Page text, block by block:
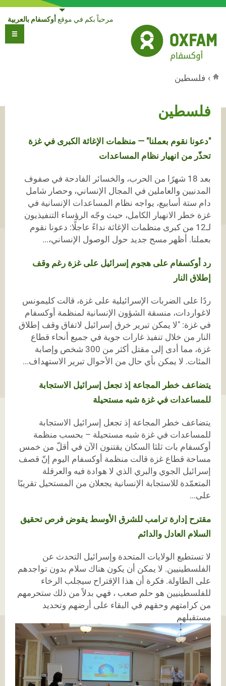
مرحباً بكم في موقع أوكسفام بالعربية
› فلسطين
فلسطين
"دعونا نقوم بعملنا" — منظمات الإغاثة الكبرى في غزة
تحذّر من انهيار نظام المساعدات
بعد 18 شهرًا من الحرب، والخسائر الفادحة في صفوف
المدنيين والعاملين في المجال الإنساني، وحصار شامل
دام ستة أسابيع، يواجه نظام المساعدات الإنسانية في
غزة خطر الانهيار الكامل، حيث وجّه الرؤساء التنفيذيون
لـ12 من كبرى منظمات الإغاثة نداءً عاجلًا: دعونا نقوم
بعملنا. أظهر مسح جديد حول الوصول الإنساني،...
رد أوكسفام على هجوم إسرائيل على غزة رغم وقف
إطلاق النار
ردًا على الضربات الإسرائيلية على غزة، قالت كليمونس
لاغواردات، منسقة الشؤون الإنسانية لمنظمة أوكسفام
في غزة: "لا يمكن تبرير خرق إسرائيل لاتفاق وقف إطلاق
النار من خلال تنفيذ غارات جوية في جميع أنحاء قطاع
غزة، مما أدى إلى مقتل أكثر من 300 شخص وإصابة
المئات. لا يمكن بأي حال من الأحوال تبرير الاستهداف...
يتضاعف خطر المجاعة إذ تجعل إسرائيل الاستجابة
للمساعدات في غزة شبه مستحيلة
يتضاعف خطر المجاعة إذ تجعل إسرائيل الاستجابة
للمساعدات في غزة شبه مستحيلة – بحسب منظمة
أوكسفام بات ثلثا السكان يقتنون الآن في أقلّ من خمس
مساحة قطاع غزة قالت منظمة أوكسفام اليوم إنّ قصف
إسرائيل الجوي والبري الذي لا هوادة فيه والعرقلة
المتعمّدة للاستجابة الإنسانية يجعلان من المستحيل تقريبًا
على...
مقترح إدارة ترامب للشرق الأوسط يقوض فرص تحقيق
السلام العادل والدائم
لا تستطيع الولايات المتحدة وإسرائيل التحدث عن
الفلسطينيين. لا يمكن أن يكون هناك سلام بدون تواجدهم
على الطاولة. فكرة أن هذا الإقتراح سيجلب الرخاء
للفلسطينيين هو حلم صعب ، فهي بدلاً من ذلك ستحرمهم
من كرامتهم وحقهم في البقاء على أرضهم وتحديد
مستقبلهم